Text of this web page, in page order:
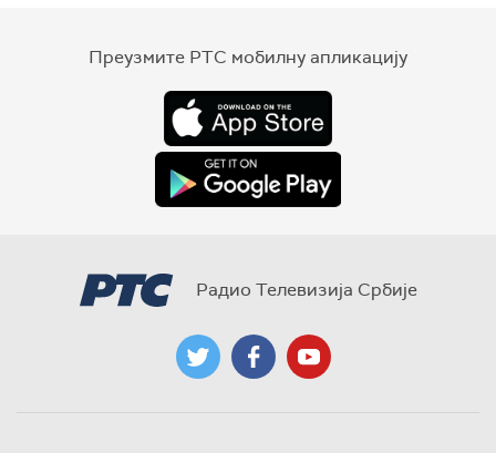
Преузмите РТС мобилну апликацију
Радио Телевизија Србије